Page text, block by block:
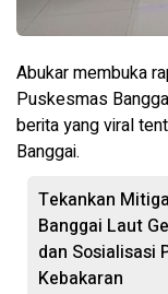
Abukar membuka
Puskesmas
berita yang viral
Banggai.
Tekankan
Banggai Laut
dan Sosialisasi
Kebakaran